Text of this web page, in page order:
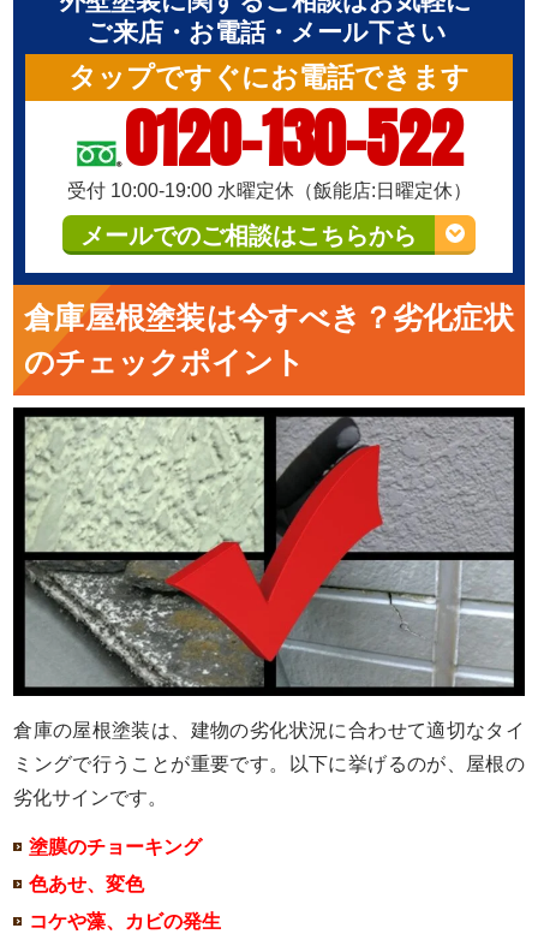
ご来店・お電話・メール下さい
タップですぐにお電話できます
0120-130-522
受付 10:00-19:00 水曜定休（飯能店:日曜定休）
メールでのご相談はこちらから
倉庫屋根塗装は今すべき？劣化症状
のチェックポイント
倉庫の屋根塗装は、建物の劣化状況に合わせて適切なタイ
ミングで行うことが重要です。以下に挙げるのが、屋根の
劣化サインです。
塗膜のチョーキング
色あせ、変色
コケや藻、カビの発生